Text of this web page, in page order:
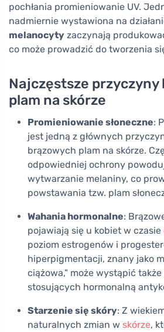
pochłania promieniowanie UV.
nadmiernie wystawiona na
melanocyty zaczynają
co może prowadzić do tworzenia
Najczęstsze przyczyny
plam na skórze
Promieniowanie słoneczne:
jest jedną z głównych
brązowych plam na skórze.
odpowiedniej ochrony
wytwarzanie melaniny, co
powstawania tzw. plam
Wahania hormonalne:
pojawiają się u kobiet w czasie
poziom estrogenów i
hiperpigmentacji, znany jako
ciążowa," może wystąpić
stosujących hormonalną
Starzenie się skóry: Z
naturalnych zmian w skórze,